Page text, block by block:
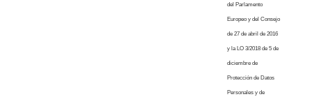
del Parlamento
Europeo y del Consejo
de 27 de abril de 2016
y la LO 3/2018 de 5 de
diciembre de
Protección de Datos
Personales y de